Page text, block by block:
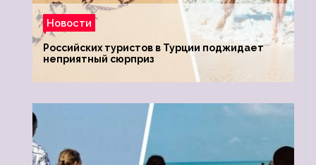
Новости
Российских туристов в Турции поджидает
неприятный сюрприз